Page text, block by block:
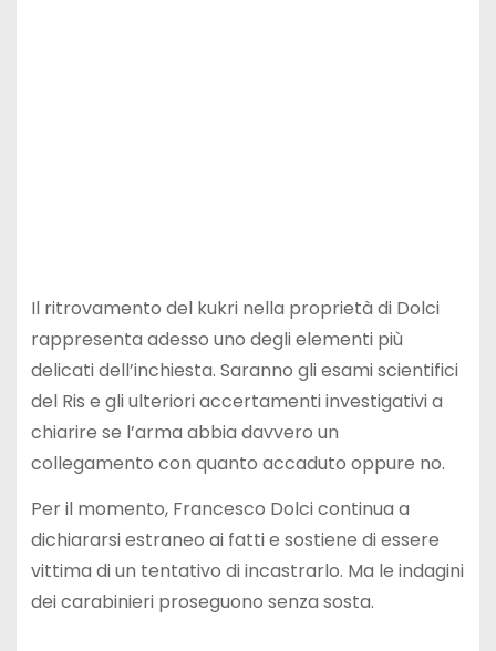
Il ritrovamento del kukri nella proprietà di Dolci
rappresenta adesso uno degli elementi più
delicati dell’inchiesta. Saranno gli esami scientifici
del Ris e gli ulteriori accertamenti investigativi a
chiarire se l’arma abbia davvero un
collegamento con quanto accaduto oppure no.
Per il momento, Francesco Dolci continua a
dichiararsi estraneo ai fatti e sostiene di essere
vittima di un tentativo di incastrarlo. Ma le indagini
dei carabinieri proseguono senza sosta.